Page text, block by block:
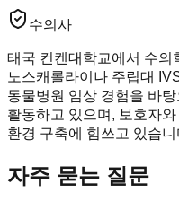
수의사
태국 컨켄대학교에서 수의
노스캐롤라이나 주립대
동물병원 임상 경험을 바
활동하고 있으며, 보호자
환경 구축에 힘쓰고 있습니
자주 묻는 질문